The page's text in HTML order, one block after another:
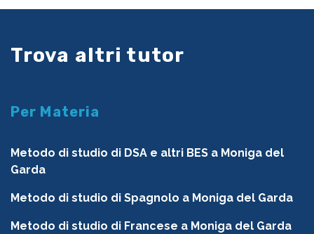
Trova altri tutor
Per Materia
Metodo di studio di DSA e altri BES a Moniga del
Garda
Metodo di studio di Spagnolo a Moniga del Garda
Metodo di studio di Francese a Moniga del Garda